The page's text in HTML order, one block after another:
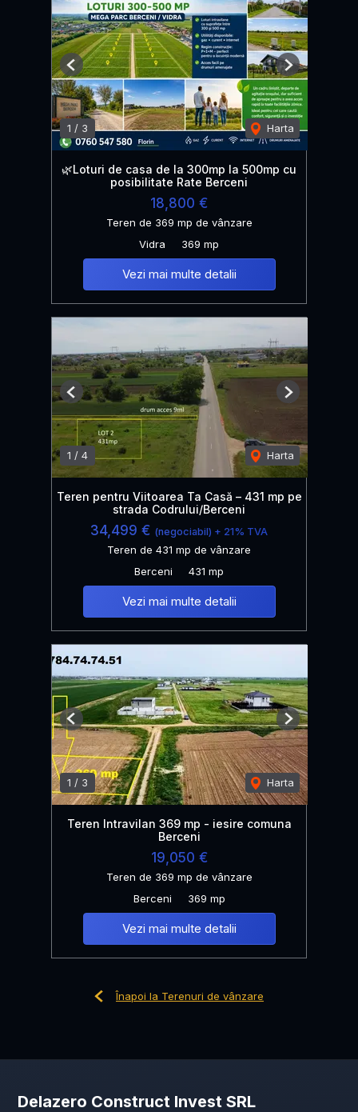
1 / 3 Harta
Previous Next
🌿Loturi de casa de la 300mp la 500mp cu
posibilitate Rate Berceni
18,800 €
Teren de 369 mp de vânzare
Vidra
369 mp
Vezi mai multe detalii
1 / 4 Harta
Previous Next
Teren pentru Viitoarea Ta Casă – 431 mp pe
strada Codrului/Berceni
34,499 € (negociabil) + 21% TVA
Teren de 431 mp de vânzare
Berceni
431 mp
Vezi mai multe detalii
1 / 3 Harta
Previous Next
Teren Intravilan 369 mp - iesire comuna
Berceni
19,050 €
Teren de 369 mp de vânzare
Berceni
369 mp
Vezi mai multe detalii
Înapoi la Terenuri de vânzare
Delazero Construct Invest SRL